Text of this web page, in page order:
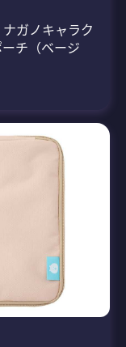
ガノキャラク
チ（ベージ